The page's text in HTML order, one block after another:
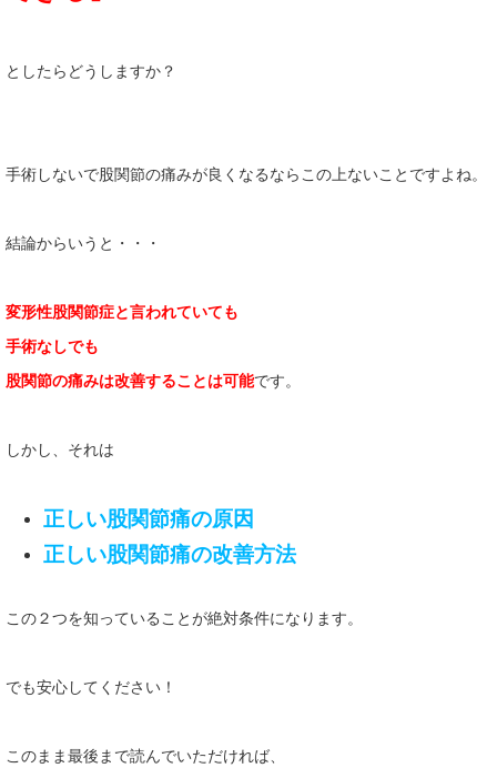
としたらどうしますか？
手術しないで股関節の痛みが良くなるならこの上ないことですよね。
結論からいうと・・・
変形性股関節症と言われていても
手術なしでも
股関節の痛みは改善することは可能です。
しかし、それは
正しい股関節痛の原因
正しい股関節痛の改善方法
この２つを知っていることが絶対条件になります。
でも安心してください！
このまま最後まで読んでいただければ、